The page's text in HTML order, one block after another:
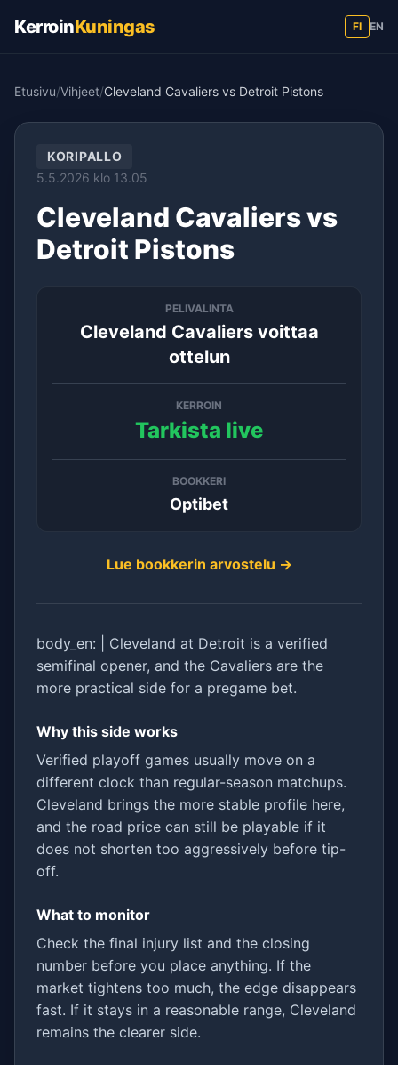
KerroinKuningas FI EN
Etusivu/Vihjeet/Cleveland Cavaliers vs Detroit Pistons
KORIPALLO
5.5.2026 klo 13.05
Cleveland Cavaliers vs
Detroit Pistons
PELIVALINTA
Cleveland Cavaliers voittaa
ottelun
KERROIN
Tarkista live
BOOKKERI
Optibet
Lue bookkerin arvostelu →
body_en: | Cleveland at Detroit is a verified
semifinal opener, and the Cavaliers are the
more practical side for a pregame bet.
Why this side works
Verified playoff games usually move on a
different clock than regular-season matchups.
Cleveland brings the more stable profile here,
and the road price can still be playable if it
does not shorten too aggressively before tip-
off.
What to monitor
Check the final injury list and the closing
number before you place anything. If the
market tightens too much, the edge disappears
fast. If it stays in a reasonable range, Cleveland
remains the clearer side.